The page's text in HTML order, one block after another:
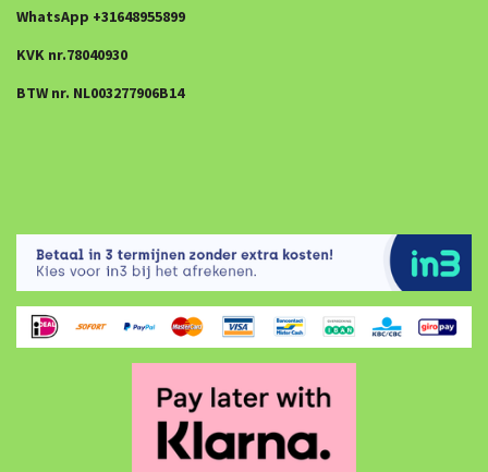
WhatsApp +31648955899
KVK nr.78040930
BTW nr. NL003277906B14